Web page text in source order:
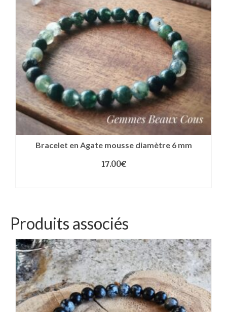
Bracelet en Agate mousse diamètre 6 mm
17.00€
Produits associés